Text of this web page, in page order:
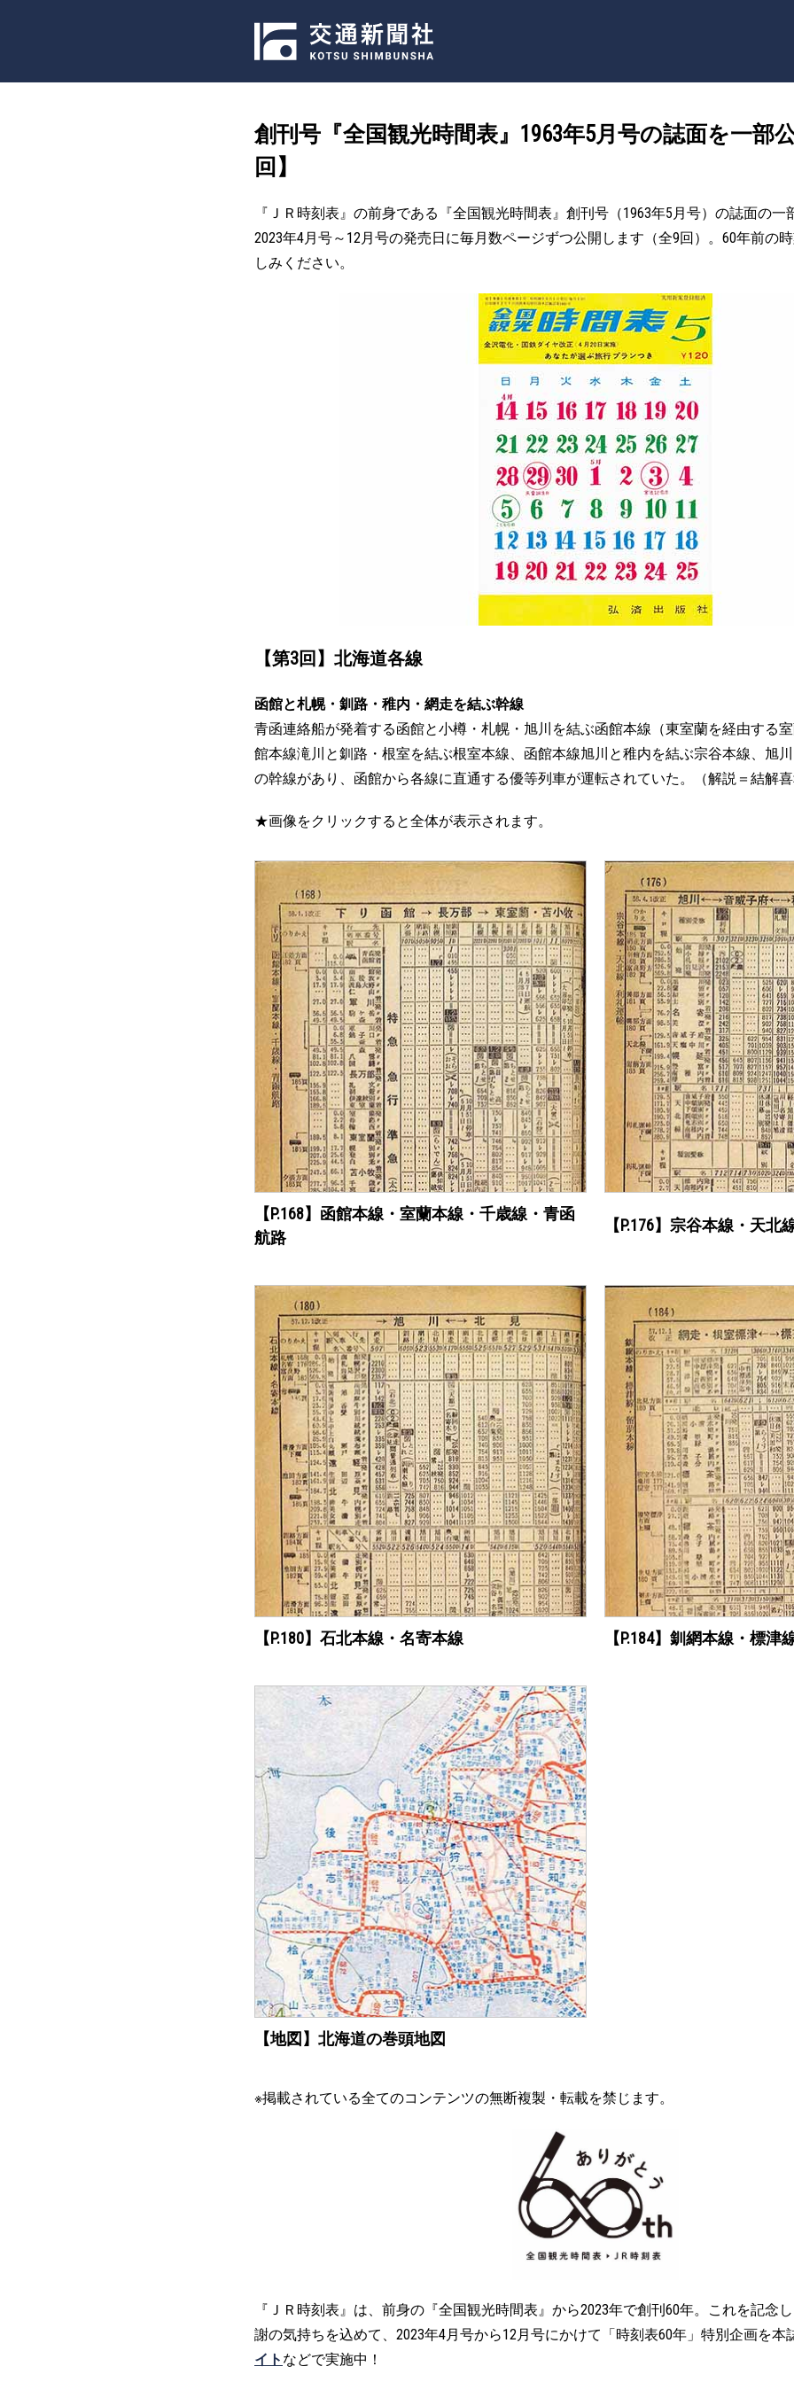
創刊号『全国観光時間表』1963年5月号の誌面を一部
回】
『ＪＲ時刻表』の前身である『全国観光時間表』創刊号（1963年5月号）の誌面の
2023年4月号～12月号の発売日に毎月数ページずつ公開します（全9回）。60年前の
しみください。
【第3回】北海道各線
函館と札幌・釧路・稚内・網走を結ぶ幹線
青函連絡船が発着する函館と小樽・札幌・旭川を結ぶ函館本線（東室蘭を経由する
館本線滝川と釧路・根室を結ぶ根室本線、函館本線旭川と稚内を結ぶ宗谷本線、旭
の幹線があり、函館から各線に直通する優等列車が運転されていた。（解説＝結解
★画像をクリックすると全体が表示されます。
【P.168】函館本線・室蘭本線・千歳線・青函
航路
【P.176】宗谷本線・天北
【P.180】石北本線・名寄本線 【P.184】釧網本線・標津
【地図】北海道の巻頭地図
※掲載されている全てのコンテンツの無断複製・転載を禁じます。
『ＪＲ時刻表』は、前身の『全国観光時間表』から2023年で創刊60年。これを記念
謝の気持ちを込めて、2023年4月号から12月号にかけて「時刻表60年」特別企画を本
イト などで実施中！